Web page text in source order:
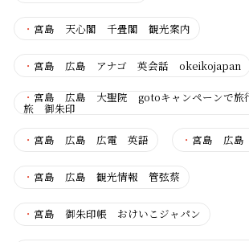
・ 宮島 天心閣 千畳閣 観光案内
・ 宮島 広島 アナゴ 英会話 okeikojapan
・ 宮島 広島 大聖院 gotoキャンペーンで旅
旅 御朱印
・ 宮島 広島 広電 英語 ・ 宮島 広
・ 宮島 広島 観光情報 管弦蔡
・ 宮島 御朱印帳 おけいこジャパン